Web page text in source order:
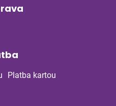
Platba kartou